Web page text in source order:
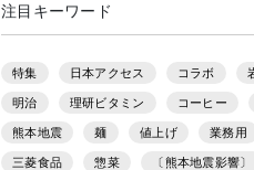
注目キーワード
特集 日本アクセス コラボ
明治 理研ビタミン コーヒー
熊本地震 麺 値上げ 業務用
三菱食品 惣菜 〔熊本地震影響〕